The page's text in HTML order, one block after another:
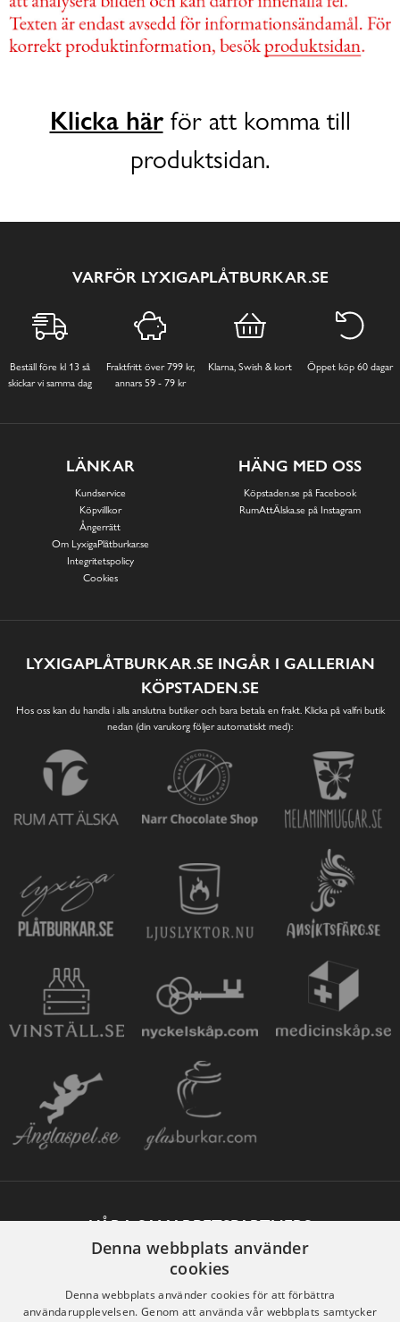
Klicka härför att komma till
produktsidan.
VARFÖR LYXIGAPLÅTBURKAR.SE
Beställ före kl 13 så
skickar vi samma dag
Fraktfritt över 799 kr,
annars 59 - 79 kr
Klarna, Swish & kort Öppet köp 60 dagar
LÄNKAR
Kundservice
Köpvillkor
Ångerrätt
Om LyxigaPlåtburkar.se
Integritetspolicy
Cookies
HÄNG MED OSS
Köpstaden.se på Facebook
RumAttÄlska.se på Instagram
LYXIGAPLÅTBURKAR.SE INGÅR I GALLERIAN
KÖPSTADEN.SE
Hos oss kan du handla i alla anslutna butiker och bara betala en frakt. Klicka på valfri butik
nedan (din varukorg följer automatiskt med):
VÅRA SAMARBETSPARTNERS
Denna webbplats använder
cookies
Denna webbplats använder cookies för att förbättra
användarupplevelsen. Genom att använda vår webbplats samtycker